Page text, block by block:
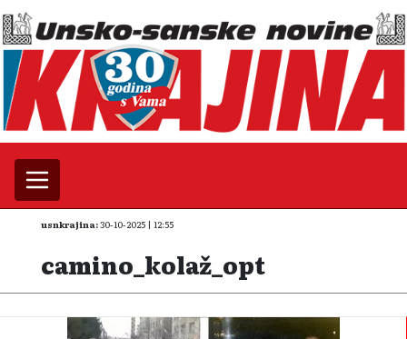
usnkrajina:30-10-2025 | 12:55
camino_kolaž_opt